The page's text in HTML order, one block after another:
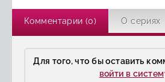
Комментарии (0) О сериях
Для того, что бы оставить
войти в